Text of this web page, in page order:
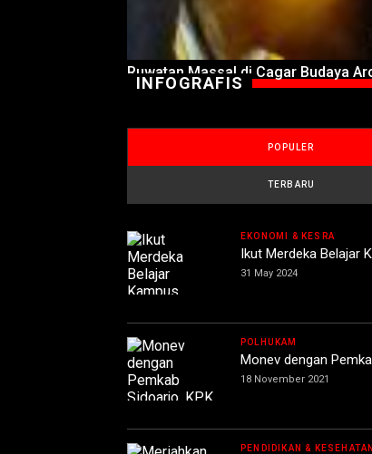
Ruwatan Massal di Cagar Budaya
INFOGRAFIS
POPULER
TERBARU
EKONOMI & KESRA
Ikut Merdeka Belajar
31 May 2024
POLHUKAM
Monev dengan
18 November 2021
PENDIDIKAN & KESEHATAN